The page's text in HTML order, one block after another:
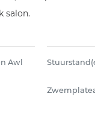
salon.
Awl